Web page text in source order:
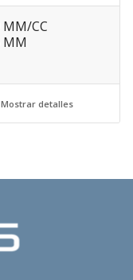
MM/CC
MM
Mostrar detalles